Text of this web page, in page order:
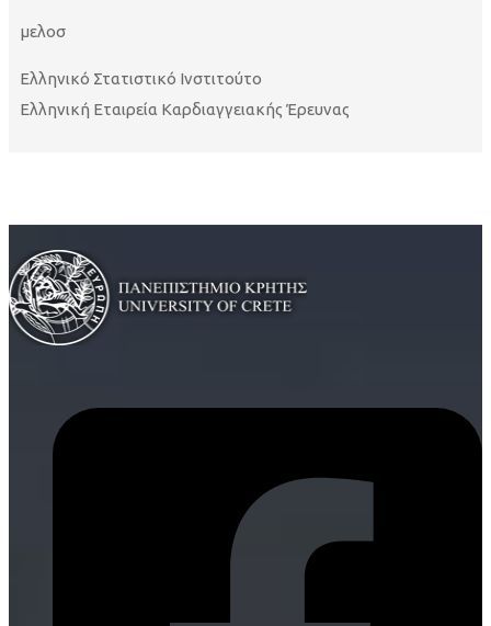
μελοσ
Ελληνικό Στατιστικό Ινστιτούτο
Ελληνική Εταιρεία Καρδιαγγειακής Έρευνας